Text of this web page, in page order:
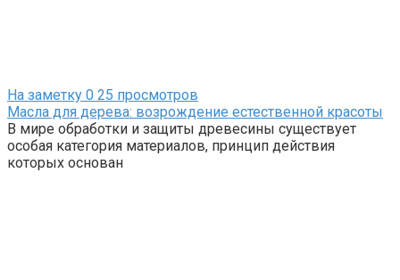
На заметку 0 25 просмотров
Масла для дерева: возрождение естественной красоты
В мире обработки и защиты древесины существует
особая категория материалов, принцип действия
которых основан